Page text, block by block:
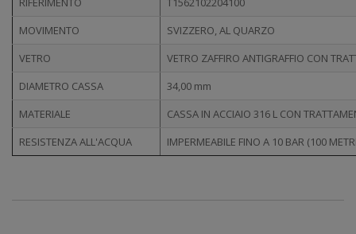
MOVIMENTO
SVIZZERO, AL QUARZO
VETRO
VETRO ZAFFIRO ANTIGRAFFIO CON
DIAMETRO CASSA
34,00 mm
MATERIALE
CASSA IN ACCIAIO 316 L CON
RESISTENZA ALL'ACQUA
IMPERMEABILE FINO A 10 BAR (100